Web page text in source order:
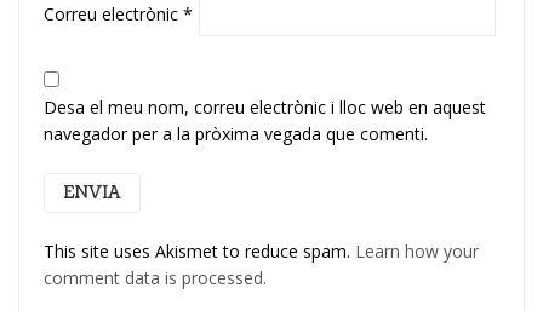
Correu electrònic *
Desa el meu nom, correu electrònic i lloc web en aquest
navegador per a la pròxima vegada que comenti.
This site uses Akismet to reduce spam. Learn how your
comment data is processed.